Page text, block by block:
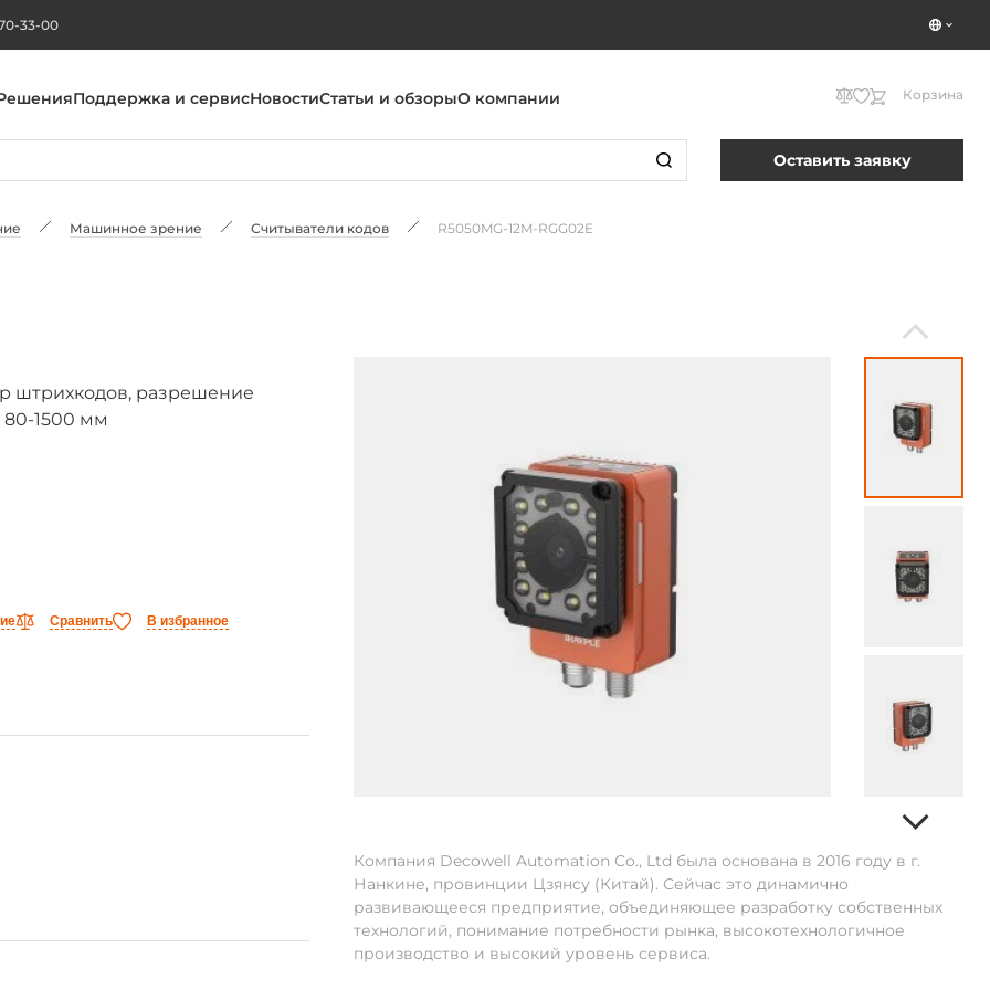
33-00
Поддержка и сервисНовостиСтатьи и обзорыО компании Корзина
Оставить заявку
Машинное зрение Считыватели кодов R5050MG-12M-RGG02E
штрихкодов, разрешение
80-1500 мм
Сравнить В избранное
Компания Decowell Automation Co., Ltd была основана в 2016 году в г.
Нанкине, провинции Цзянсу (Китай). Сейчас это динамично
развивающееся предприятие, объединяющее разработку собственных
технологий, понимание потребности рынка, высокотехнологичное
производство и высокий уровень сервиса.